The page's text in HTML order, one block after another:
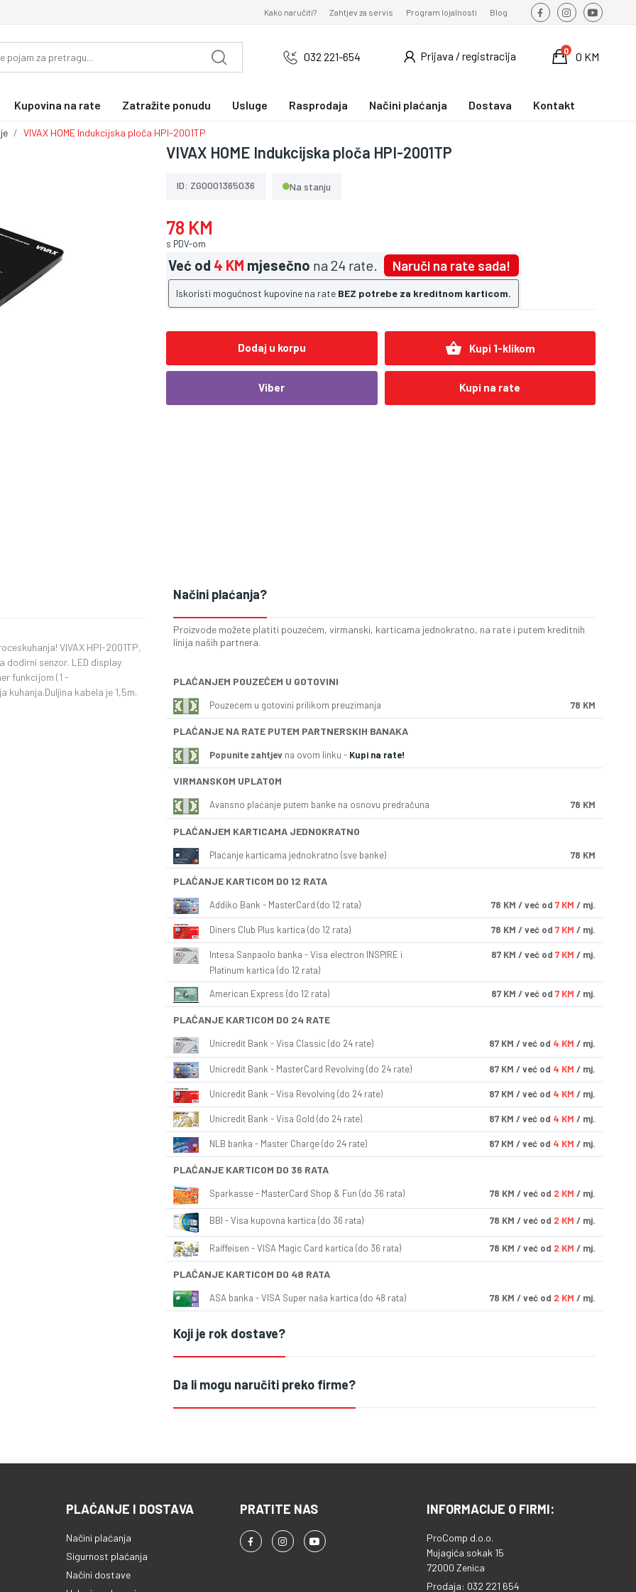
Kako naručiti? Zahtjev za servis Program lojalnosti Blog
032 221-654 Prijava / registracija 0 KM
0
Kupovina na rate Zatražite ponudu Usluge Rasprodaja Načini plaćanja Dostava Kontakt
VIVAX HOME Indukcijska ploča HPI-2001TP
VIVAX HOME Indukcijska ploča HPI-2001TP
ID: ZG0001365036 Na stanju
78 KM
s PDV-om
Već od 4 KM mjesečno na 24 rate. Naruči na rate sada!
Iskoristi mogućnost kupovine na rate BEZ potrebe za kreditnom karticom.
Dodaj u korpu shopping_basket Kupi 1-klikom
Viber Kupi na rate
VIVAX HPI-2001TP,
senzor. LED display
funkcijom (1 -
kabela je 1,5m.
Načini plaćanja?
Proizvode možete platiti pouzećem, virmanski, karticama jednokratno, na rate i putem kreditnih
linija naših partnera.
PLAĆANJEM POUZEĆEM U GOTOVINI
Pouzećem u gotovini prilikom preuzimanja 78 KM
PLAĆANJE NA RATE PUTEM PARTNERSKIH BANAKA
Popunite zahtjev na ovom linku - Kupi na rate!
VIRMANSKOM UPLATOM
Avansno plaćanje putem banke na osnovu predračuna 78 KM
PLAĆANJEM KARTICAMA JEDNOKRATNO
Plaćanje karticama jednokratno (sve banke) 78 KM
PLAĆANJE KARTICOM DO 12 RATA
Addiko Bank - MasterCard (do 12 rata) 78 KM / već od 7 KM / mj.
Diners Club Plus kartica (do 12 rata) 78 KM / već od 7 KM / mj.
Intesa Sanpaolo banka - Visa electron INSPIRE i
Platinum kartica (do 12 rata)
87 KM / već od 7 KM / mj.
American Express (do 12 rata) 87 KM / već od 7 KM / mj.
PLAĆANJE KARTICOM DO 24 RATE
Unicredit Bank - Visa Classic (do 24 rate) 87 KM / već od 4 KM / mj.
Unicredit Bank - MasterCard Revolving (do 24 rate) 87 KM / već od 4 KM / mj.
Unicredit Bank - Visa Revolving (do 24 rate) 87 KM / već od 4 KM / mj.
Unicredit Bank - Visa Gold (do 24 rate) 87 KM / već od 4 KM / mj.
NLB banka - Master Charge (do 24 rate) 87 KM / već od 4 KM / mj.
PLAĆANJE KARTICOM DO 36 RATA
Sparkasse - MasterCard Shop & Fun (do 36 rata) 78 KM / već od 2 KM / mj.
BBI - Visa kupovna kartica (do 36 rata) 78 KM / već od 2 KM / mj.
Raiffeisen - VISA Magic Card kartica (do 36 rata) 78 KM / već od 2 KM / mj.
PLAĆANJE KARTICOM DO 48 RATA
ASA banka - VISA Super naša kartica (do 48 rata) 78 KM / već od 2 KM / mj.
Koji je rok dostave?
Da li mogu naručiti preko firme?
PLAĆANJE I DOSTAVA
Načini plaćanja
Sigurnost plaćanja
Načini dostave
PRATITE NAS INFORMACIJE O FIRMI:
ProComp d.o.o.
Mujagića sokak 15
72000 Zenica
Prodaja: 032 221 654